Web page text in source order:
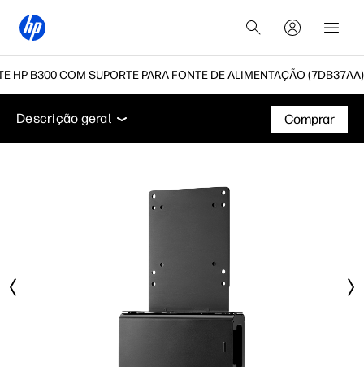
HP B300 COM SUPORTE PARA FONTE DE ALIMENTAÇÃO (7DB37AA)
Descrição geral Especificações técnicas
Suporte
Descrição geral
Especificações técnicas
Comprar